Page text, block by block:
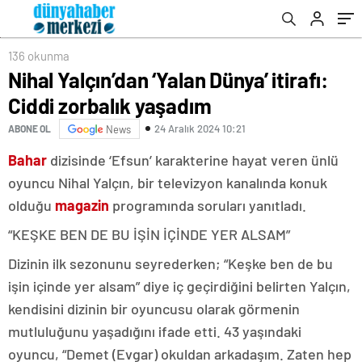
136 okunma
Nihal Yalçın’dan ‘Yalan Dünya’ itirafı:
Ciddi zorbalık yaşadım
ABONE OL News 24 Aralık 2024 10:21
Bahar dizisinde ‘Efsun’ karakterine hayat veren ünlü
oyuncu Nihal Yalçın, bir televizyon kanalında konuk
olduğu magazin programında soruları yanıtladı.
“KEŞKE BEN DE BU İŞİN İÇİNDE YER ALSAM”
Dizinin ilk sezonunu seyrederken; “Keşke ben de bu
işin içinde yer alsam” diye iç geçirdiğini belirten Yalçın,
kendisini dizinin bir oyuncusu olarak görmenin
mutluluğunu yaşadığını ifade etti. 43 yaşındaki
oyuncu, “Demet (Evgar) okuldan arkadaşım. Zaten hep